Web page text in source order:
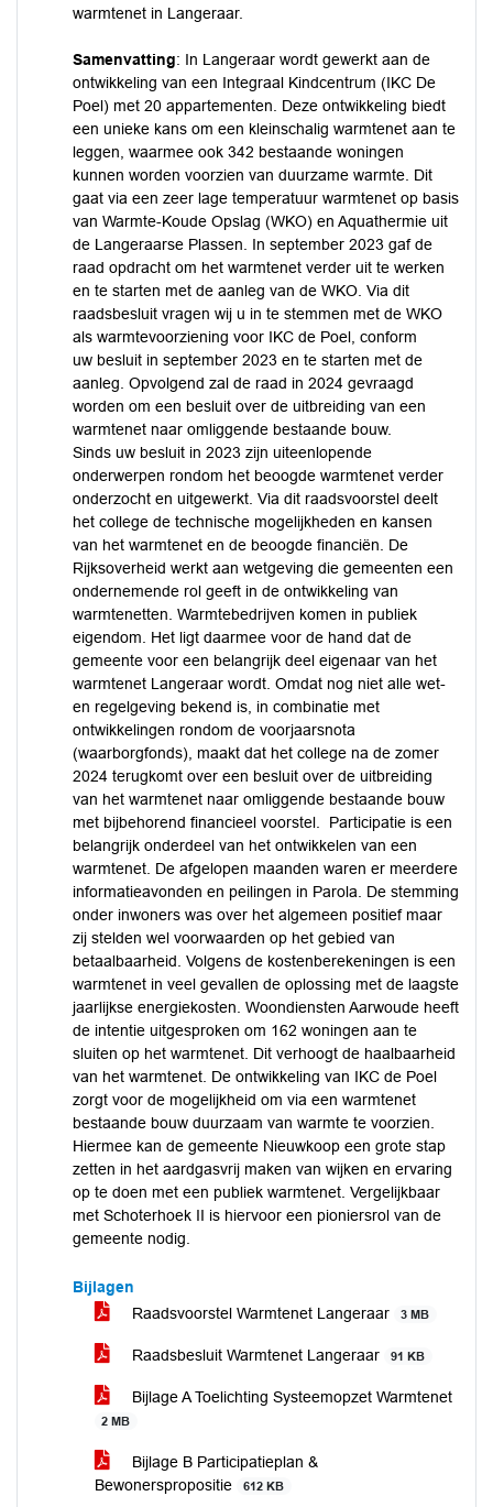
warmtenet in Langeraar.
Samenvatting: In Langeraar wordt gewerkt aan de
ontwikkeling van een Integraal Kindcentrum (IKC De
Poel) met 20 appartementen. Deze ontwikkeling biedt
een unieke kans om een kleinschalig warmtenet aan te
leggen, waarmee ook 342 bestaande woningen
kunnen worden voorzien van duurzame warmte. Dit
gaat via een zeer lage temperatuur warmtenet op basis
van Warmte-Koude Opslag (WKO) en Aquathermie uit
de Langeraarse Plassen. In september 2023 gaf de
raad opdracht om het warmtenet verder uit te werken
en te starten met de aanleg van de WKO. Via dit
raadsbesluit vragen wij u in te stemmen met de WKO
als warmtevoorziening voor IKC de Poel, conform
uw besluit in september 2023 en te starten met de
aanleg. Opvolgend zal de raad in 2024 gevraagd
worden om een besluit over de uitbreiding van een
warmtenet naar omliggende bestaande bouw.
Sinds uw besluit in 2023 zijn uiteenlopende
onderwerpen rondom het beoogde warmtenet verder
onderzocht en uitgewerkt. Via dit raadsvoorstel deelt
het college de technische mogelijkheden en kansen
van het warmtenet en de beoogde financiën. De
Rijksoverheid werkt aan wetgeving die gemeenten een
ondernemende rol geeft in de ontwikkeling van
warmtenetten. Warmtebedrijven komen in publiek
eigendom. Het ligt daarmee voor de hand dat de
gemeente voor een belangrijk deel eigenaar van het
warmtenet Langeraar wordt. Omdat nog niet alle wet-
en regelgeving bekend is, in combinatie met
ontwikkelingen rondom de voorjaarsnota
(waarborgfonds), maakt dat het college na de zomer
2024 terugkomt over een besluit over de uitbreiding
van het warmtenet naar omliggende bestaande bouw
met bijbehorend financieel voorstel. Participatie is een
belangrijk onderdeel van het ontwikkelen van een
warmtenet. De afgelopen maanden waren er meerdere
informatieavonden en peilingen in Parola. De stemming
onder inwoners was over het algemeen positief maar
zij stelden wel voorwaarden op het gebied van
betaalbaarheid. Volgens de kostenberekeningen is een
warmtenet in veel gevallen de oplossing met de laagste
jaarlijkse energiekosten. Woondiensten Aarwoude heeft
de intentie uitgesproken om 162 woningen aan te
sluiten op het warmtenet. Dit verhoogt de haalbaarheid
van het warmtenet. De ontwikkeling van IKC de Poel
zorgt voor de mogelijkheid om via een warmtenet
bestaande bouw duurzaam van warmte te voorzien.
Hiermee kan de gemeente Nieuwkoop een grote stap
zetten in het aardgasvrij maken van wijken en ervaring
op te doen met een publiek warmtenet. Vergelijkbaar
met Schoterhoek II is hiervoor een pioniersrol van de
gemeente nodig.
Bijlagen
Raadsvoorstel Warmtenet Langeraar
3 MB
Raadsbesluit Warmtenet Langeraar 91 KB
Bijlage A Toelichting Systeemopzet Warmtenet
2 MB
Bijlage B Participatieplan &
Bewonerspropositie
612 KB